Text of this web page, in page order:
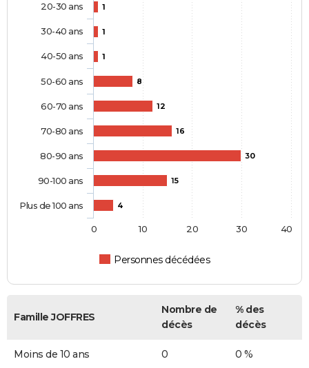
1
1
1
8
12
16
30
15
4
Personnes décédées
20-30 ans
30-40 ans
40-50 ans
50-60 ans
60-70 ans
70-80 ans
80-90 ans
90-100 ans
Plus de 100 ans
0 10 20 30 40
Famille JOFFRES
Nombre de
décès
% des
décès
Moins de 10 ans 0 0 %